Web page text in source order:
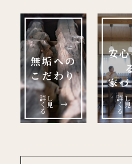
無垢への
こだわり
詳し
く見
る
安
家
詳し
く見
る